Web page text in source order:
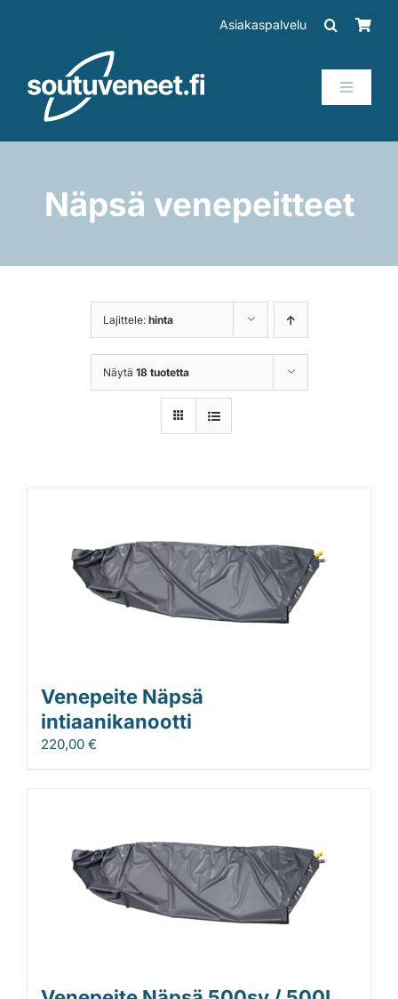
Asiakaspalvelu
Toggle
Perämoottorit
Rahoitus
Asiakaskokemuksia
Näpsä venepeitteet
Lajittele: hinta
Näytä 18 tuotetta
Venepeite Näpsä
intiaanikanootti
220,00 €